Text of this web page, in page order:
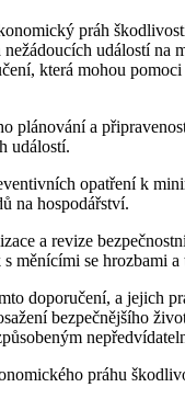
práh
událostí na
která mohou
plánování a
událostí.
opatření k
na hospodářství.
a revize
měnícími se hrozbami a
doporučení, a jejich
bezpečnějšího